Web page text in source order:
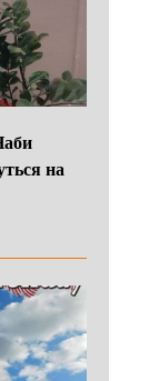
на